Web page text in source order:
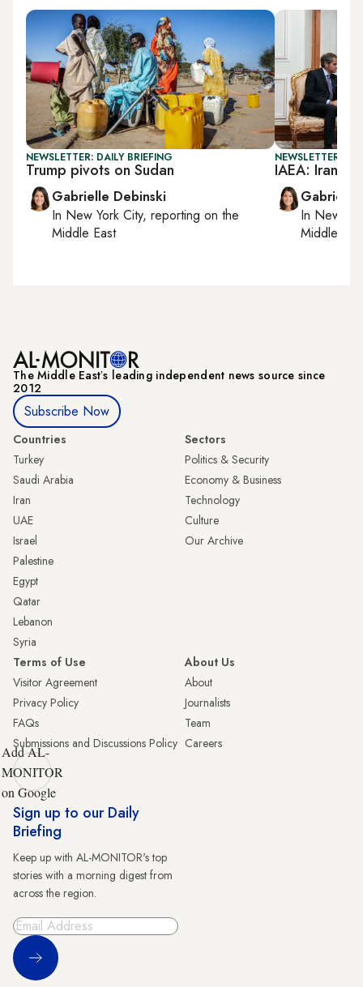
NEWSLETTER: DAILY BRIEFING
Trump pivots on Sudan
Gabrielle Debinski
In New York City, reporting on the
Middle East
NEWSLETTER:
IAEA: Iran
Gabrielle
In New
Middle
The Middle Eastʼs leading independent news source since
2012
Subscribe Now
Countries
Turkey
Saudi Arabia
Iran
UAE
Israel
Palestine
Egypt
Qatar
Lebanon
Syria
Sectors
Politics & Security
Economy & Business
Technology
Culture
Our Archive
Terms of Use
Visitor Agreement
Privacy Policy
FAQs
Submissions and Discussions Policy
About Us
About
Journalists
Team
Careers
Add AL-
MONITOR
on Google
Sign up to our Daily
Briefing
Keep up with AL-MONITOR's top
stories with a morning digest from
across the region.
Sign Up